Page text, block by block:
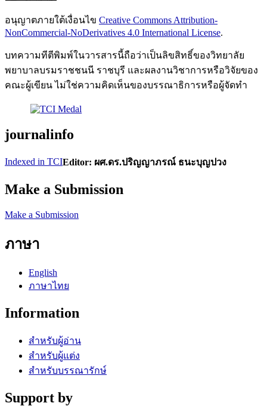
อนุญาตภายใต้เงื่อนไข Creative Commons Attribution-
NonCommercial-NoDerivatives 4.0 International License.
บทความทีตีพิมพ์ในวารสารนี้ถือว่าเป็นลิขสิทธิ์ของวิทยาลัย
พยาบาลบรมราชชนนี ราชบุรี และผลงานวิชาการหรือวิจัยของ
คณะผู้เขียน ไม่ใช่ความคิดเห็นของบรรณาธิการหรือผู้จัดทํา
journalinfo
Indexed in TCIEditor: ผศ.ดร.ปริญญาภรณ์ ธนะบุญปวง
Make a Submission
Make a Submission
ภาษา
English
ภาษาไทย
Information
สำหรับผู้อ่าน
สำหรับผู้แต่ง
สำหรับบรรณารักษ์
Support by